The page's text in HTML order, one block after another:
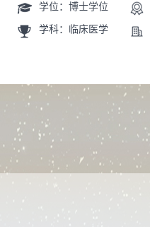
学位：博士学位
学科：临床医学